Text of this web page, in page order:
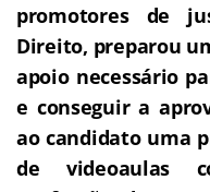
promotores de
Direito, preparou
apoio necessário
e conseguir a
ao candidato uma
de videoaulas